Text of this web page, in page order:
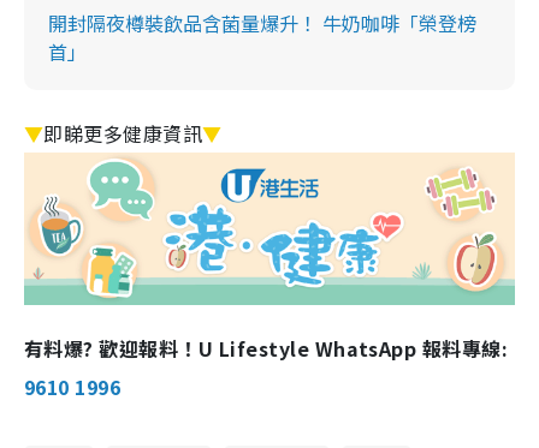
開封隔夜樽裝飲品含菌量爆升！ 牛奶咖啡「榮登榜
首」
▼即睇更多健康資訊▼
有料爆? 歡迎報料！U Lifestyle WhatsApp 報料專線:
9610 1996